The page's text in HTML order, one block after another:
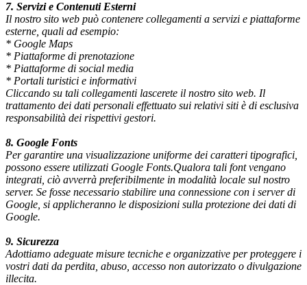
7. Servizi e Contenuti Esterni
Il nostro sito web può contenere collegamenti a servizi e piattaforme
esterne, quali ad esempio:
* Google Maps
* Piattaforme di prenotazione
* Piattaforme di social media
* Portali turistici e informativi
Cliccando su tali collegamenti lascerete il nostro sito web. Il
trattamento dei dati personali effettuato sui relativi siti è di esclusiva
responsabilità dei rispettivi gestori.
8. Google Fonts
Per garantire una visualizzazione uniforme dei caratteri tipografici,
possono essere utilizzati Google Fonts.Qualora tali font vengano
integrati, ciò avverrà preferibilmente in modalità locale sul nostro
server. Se fosse necessario stabilire una connessione con i server di
Google, si applicheranno le disposizioni sulla protezione dei dati di
Google.
9. Sicurezza
Adottiamo adeguate misure tecniche e organizzative per proteggere i
vostri dati da perdita, abuso, accesso non autorizzato o divulgazione
illecita.